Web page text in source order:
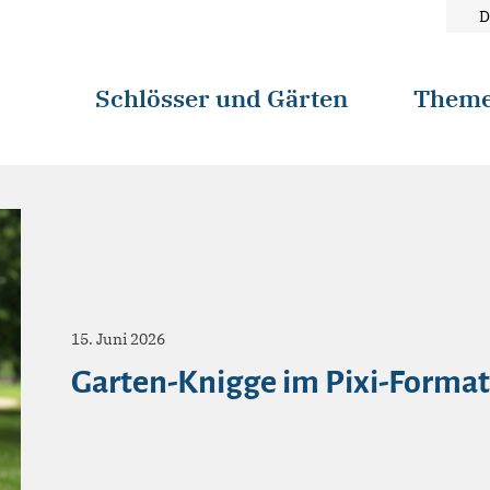
Schlösser und Gärten
15. Juni 2026
Garten-Knigge im Pixi-Format